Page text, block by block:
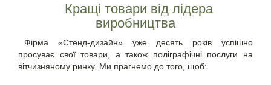
Кращі товари від лідера
виробництва
Фірма «Стенд-дизайн» уже десять років успішно
просуває свої товари, а також поліграфічні послуги на
вітчизняному ринку. Ми прагнемо до того, щоб: